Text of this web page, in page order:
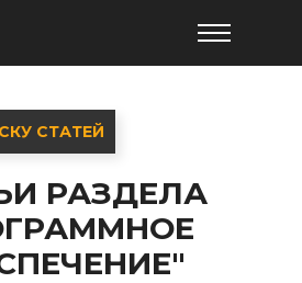
СТАТЕЙ
РАЗДЕЛА